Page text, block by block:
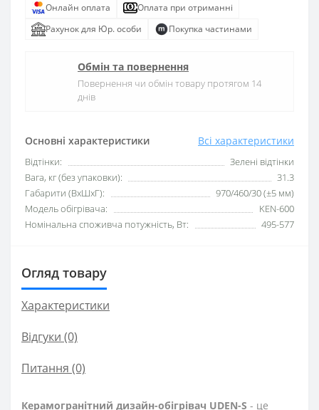
Основні характеристики Всі характеристики
Відтінки:
Зелені відтінки
Вага, кг (без упаковки):
31.3
Габарити (ВхШхГ):
970/460/30 (±5 мм)
Модель обігрівача:
KEN-600
Номінальна споживча потужність, Вт:
495-577
Онлайн оплата
Оплата при отриманні
Рахунок для Юр. особи
Покупка частинами
Обмін та повернення
Повернення чи обмін товару протягом 14
днів
Огляд товару
Характеристики
Відгуки (0)
Питання (0)
Керамогранітний дизайн-обігрівач UDEN-S - це